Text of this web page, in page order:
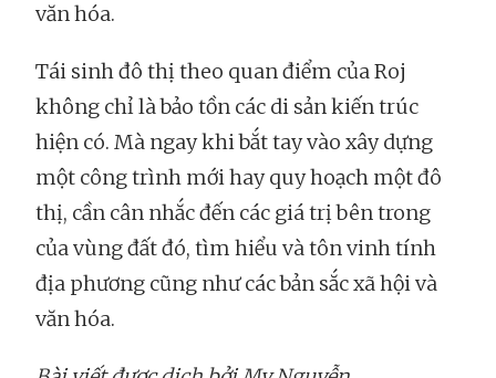
văn hóa.
Tái sinh đô thị theo quan điểm của Roj
không chỉ là bảo tồn các di sản kiến trúc
hiện có. Mà ngay khi bắt tay vào xây dựng
một công trình mới hay quy hoạch một đô
thị, cần cân nhắc đến các giá trị bên trong
của vùng đất đó, tìm hiểu và tôn vinh tính
địa phương cũng như các bản sắc xã hội và
văn hóa.